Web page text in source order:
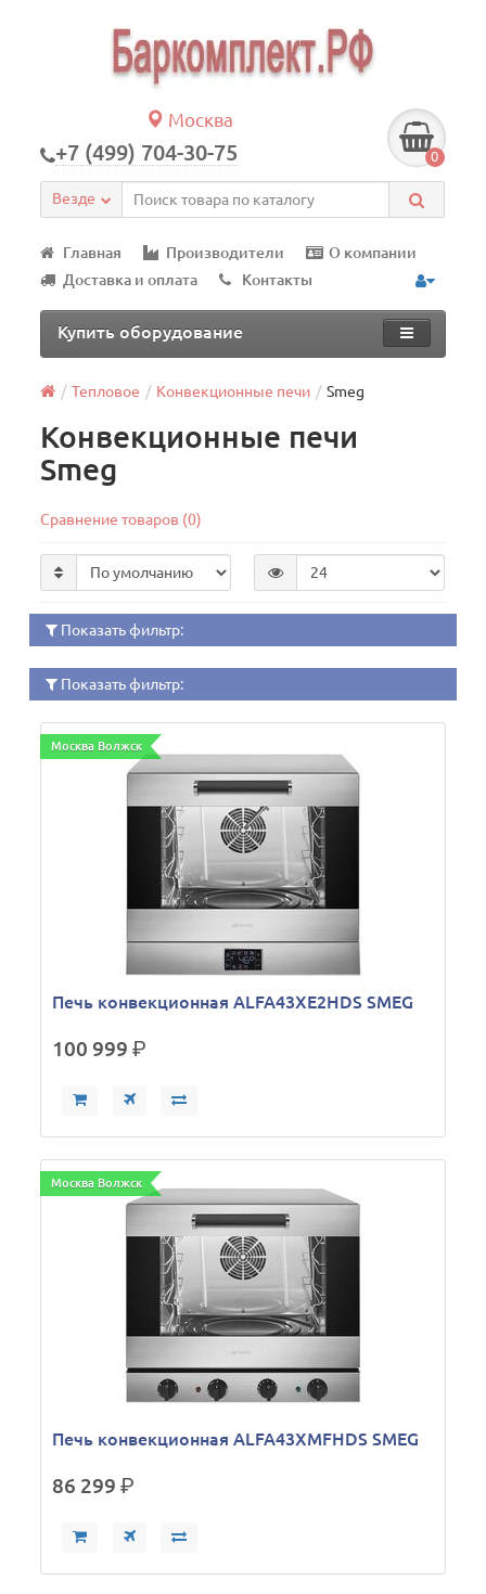
Москва
+7 (499) 704-30-75 0
Везде
Главная Производители
О компании
Доставка и оплата
Контакты
Купить оборудование
Тепловое Конвекционные печи Smeg
Конвекционные печи
Smeg
Сравнение товаров (0)
Показать фильтр:
Показать фильтр:
Москва Волжск
Печь конвекционная ALFA43XE2HDS SMEG
100 999р.
Москва Волжск
Печь конвекционная ALFA43XMFHDS SMEG
86 299р.